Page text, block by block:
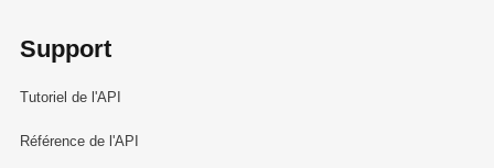
Support
Tutoriel de l'API
Référence de l'API